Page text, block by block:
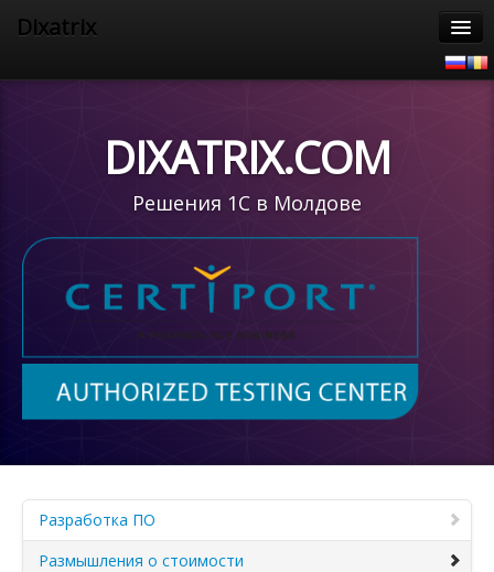
Dixatrix
1С Предприятие 8
Поддержка 1С
Информация
Контакты
CertiPort
DIXATRIX.COM
Решения 1С в Молдове
Разработка ПО
Размышления о стоимости